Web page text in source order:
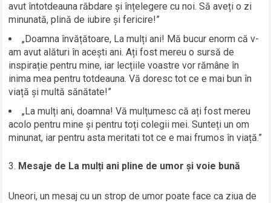
avut întotdeauna răbdare și înțelegere cu noi. Să aveți o zi
minunată, plină de iubire și fericire!”
„Doamna învățătoare, La mulți ani! Mă bucur enorm că v-
am avut alături în acești ani. Ați fost mereu o sursă de
inspirație pentru mine, iar lecțiile voastre vor rămâne în
inima mea pentru totdeauna. Vă doresc tot ce e mai bun în
viață și multă sănătate!”
„La mulți ani, doamna! Vă mulțumesc că ați fost mereu
acolo pentru mine și pentru toți colegii mei. Sunteți un om
minunat, iar pentru asta meritati tot ce e mai frumos în viață.”
Mesaje de La mulți ani pline de umor și voie bună
Uneori, un mesaj cu un strop de umor poate face ca ziua de